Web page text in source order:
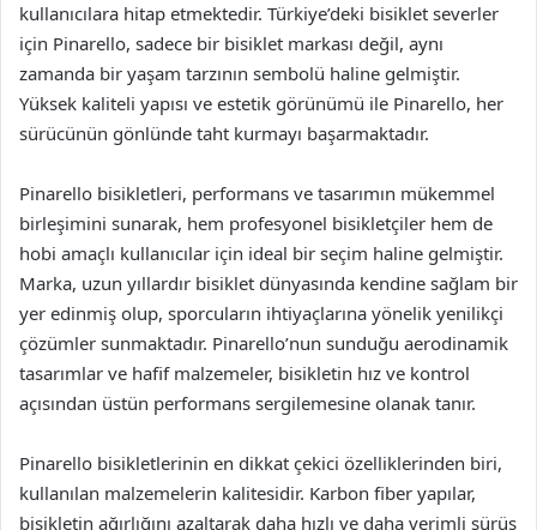
kullanıcılara hitap etmektedir. Türkiye’deki bisiklet severler
için Pinarello, sadece bir bisiklet markası değil, aynı
zamanda bir yaşam tarzının sembolü haline gelmiştir.
Yüksek kaliteli yapısı ve estetik görünümü ile Pinarello, her
sürücünün gönlünde taht kurmayı başarmaktadır.
Pinarello bisikletleri, performans ve tasarımın mükemmel
birleşimini sunarak, hem profesyonel bisikletçiler hem de
hobi amaçlı kullanıcılar için ideal bir seçim haline gelmiştir.
Marka, uzun yıllardır bisiklet dünyasında kendine sağlam bir
yer edinmiş olup, sporcuların ihtiyaçlarına yönelik yenilikçi
çözümler sunmaktadır. Pinarello’nun sunduğu aerodinamik
tasarımlar ve hafif malzemeler, bisikletin hız ve kontrol
açısından üstün performans sergilemesine olanak tanır.
Pinarello bisikletlerinin en dikkat çekici özelliklerinden biri,
kullanılan malzemelerin kalitesidir. Karbon fiber yapılar,
bisikletin ağırlığını azaltarak daha hızlı ve daha verimli sürüş